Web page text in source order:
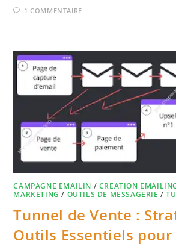
1 COMMENTAIRE
CAMPAGNE EMAILIN / CREATION
MARKETING / OUTILS DE MESSAGERIE /
Tunnel de Vente :
Outils Essentiels